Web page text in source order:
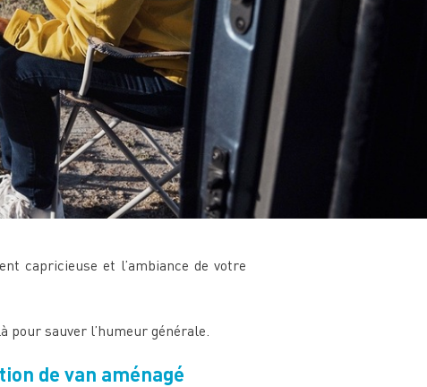
capricieuse et l’ambiance de votre
pour sauver l’humeur générale.
de van aménagé